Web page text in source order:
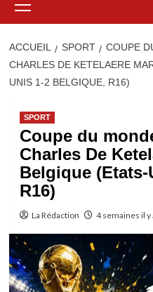
principal
ACCUEIL SPORT
COUPE
CHARLES DE KETELAERE
UNIS 1-2 BELGIQUE, R16)
SPORT
Coupe du
Charles De
Belgique
R16)
La Rédaction 4 semaines il y